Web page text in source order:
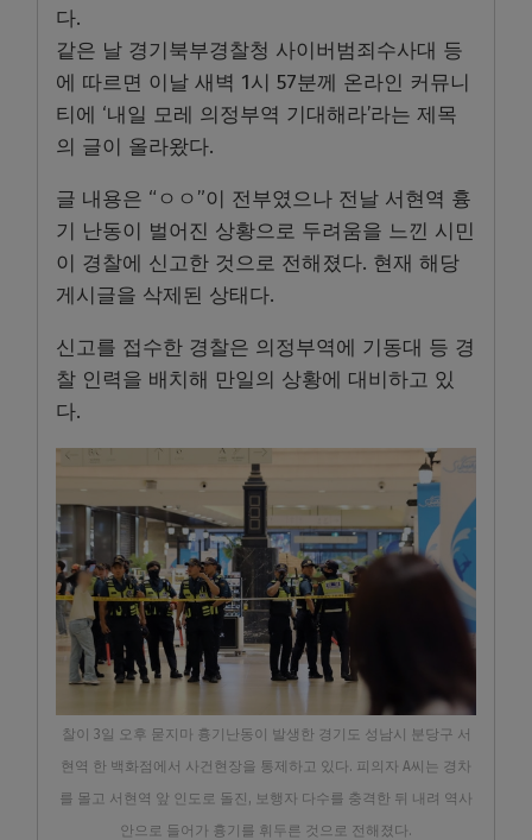
다.
같은 날 경기북부경찰청 사이버범죄수사대 등
에 따르면 이날 새벽 1시 57분께 온라인 커뮤니
티에 ‘내일 모레 의정부역 기대해라’라는 제목
의 글이 올라왔다.
글 내용은 “ㅇㅇ”이 전부였으나 전날 서현역 흉
기 난동이 벌어진 상황으로 두려움을 느낀 시민
이 경찰에 신고한 것으로 전해졌다. 현재 해당
게시글을 삭제된 상태다.
신고를 접수한 경찰은 의정부역에 기동대 등 경
찰 인력을 배치해 만일의 상황에 대비하고 있
다.
찰이 3일 오후 묻지마 흉기난동이 발생한 경기도 성남시 분당구 서
현역 한 백화점에서 사건현장을 통제하고 있다. 피의자 A씨는 경차
를 몰고 서현역 앞 인도로 돌진, 보행자 다수를 충격한 뒤 내려 역사
안으로 들어가 흉기를 휘두른 것으로 전해졌다.